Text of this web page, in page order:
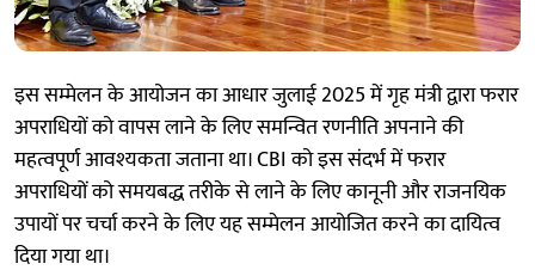
इस सम्मेलन के आयोजन का आधार जुलाई 2025 में गृह मंत्री द्वारा फरार
अपराधियों को वापस लाने के लिए समन्वित रणनीति अपनाने की
महत्वपूर्ण आवश्यकता जताना था। CBI को इस संदर्भ में फरार
अपराधियों को समयबद्ध तरीके से लाने के लिए कानूनी और राजनयिक
उपायों पर चर्चा करने के लिए यह सम्मेलन आयोजित करने का दायित्व
दिया गया था।